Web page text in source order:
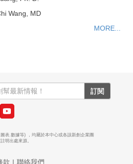
Wang, MD
MORE...
訂閱
表.數據等) ，均屬於本中心或各該新創企業團
明出處來源。
款 | 聯絡我們